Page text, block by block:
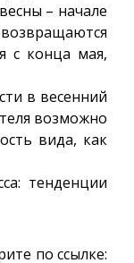
– начале
с конца мая,
в весенний
возможно
вида, как
тенденции
по ссылке: